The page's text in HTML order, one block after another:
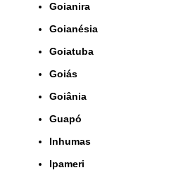
Goianira
Goianésia
Goiatuba
Goiás
Goiânia
Guapó
Inhumas
Ipameri